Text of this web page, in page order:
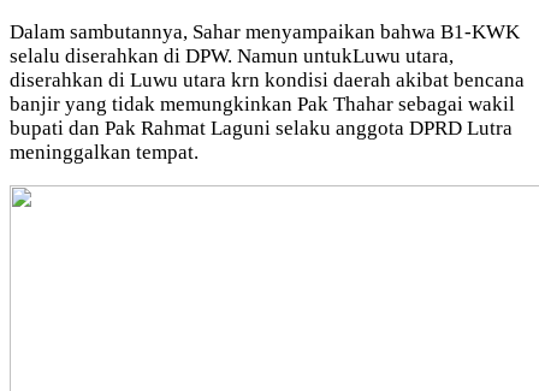
Dalam sambutannya, Sahar menyampaikan bahwa B1-KWK
selalu diserahkan di DPW. Namun untukLuwu utara,
diserahkan di Luwu utara krn kondisi daerah akibat bencana
banjir yang tidak memungkinkan Pak Thahar sebagai wakil
bupati dan Pak Rahmat Laguni selaku anggota DPRD Lutra
meninggalkan tempat.